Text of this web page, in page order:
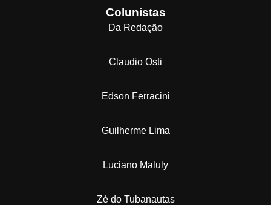
Colunistas
Da Redação
Claudio Osti
Edson Ferracini
Guilherme Lima
Luciano Maluly
Zé do Tubanautas